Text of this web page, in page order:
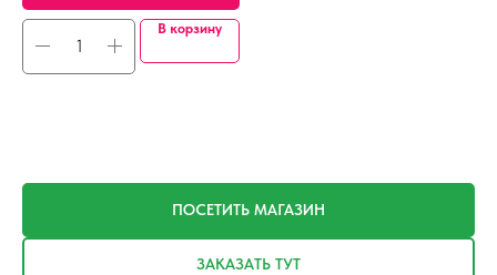
В корзину
ПОСЕТИТЬ МАГАЗИН
ЗАКАЗАТЬ ТУТ